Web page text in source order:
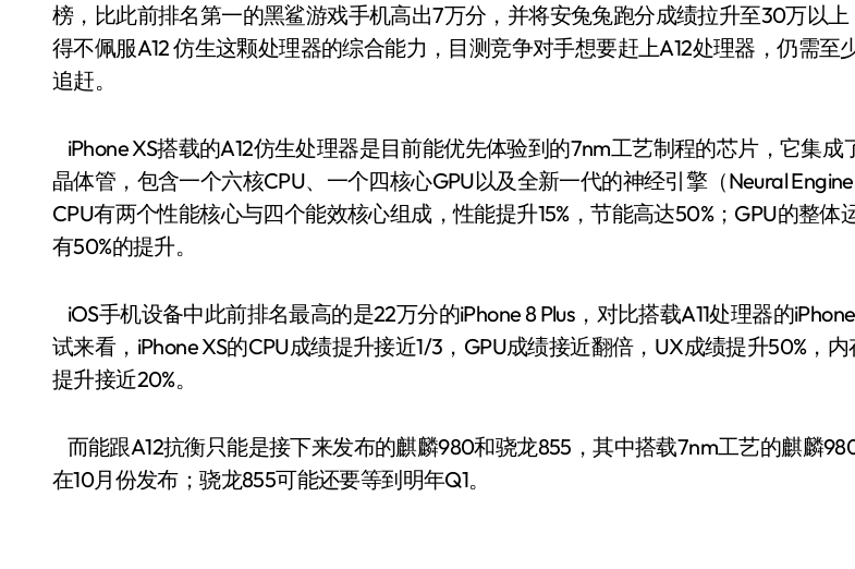
榜，比此前排名第一的黑鲨游戏手机高出7万分，并将安兔兔跑分成绩拉升至30万以
得不佩服A12 仿生这颗处理器的综合能力，目测竞争对手想要赶上A12处理器，仍需至
追赶。
iPhone XS搭载的A12仿生处理器是目前能优先体验到的7nm工艺制程的芯片，它集成
晶体管，包含一个六核CPU、一个四核心GPU以及全新一代的神经引擎（Neural
CPU有两个性能核心与四个能效核心组成，性能提升15%，节能高达50%；GPU的整体
有50%的提升。
iOS手机设备中此前排名最高的是22万分的iPhone 8 Plus，对比搭载A11处理器的iPhone
试来看，iPhone XS的CPU成绩提升接近1/3，GPU成绩接近翻倍，UX成绩提升50%，
提升接近20%。
而能跟A12抗衡只能是接下来发布的麒麟980和骁龙855，其中搭载7nm工艺的麒麟
在10月份发布；骁龙855可能还要等到明年Q1。